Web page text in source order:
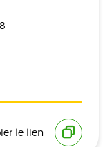
le lien